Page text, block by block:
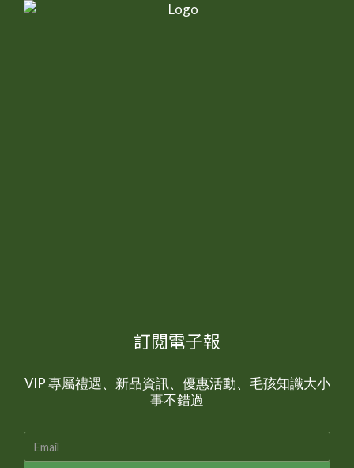
訂閱電子報
VIP 專屬禮遇、新品資訊、優惠活動、毛孩知識大小
事不錯過